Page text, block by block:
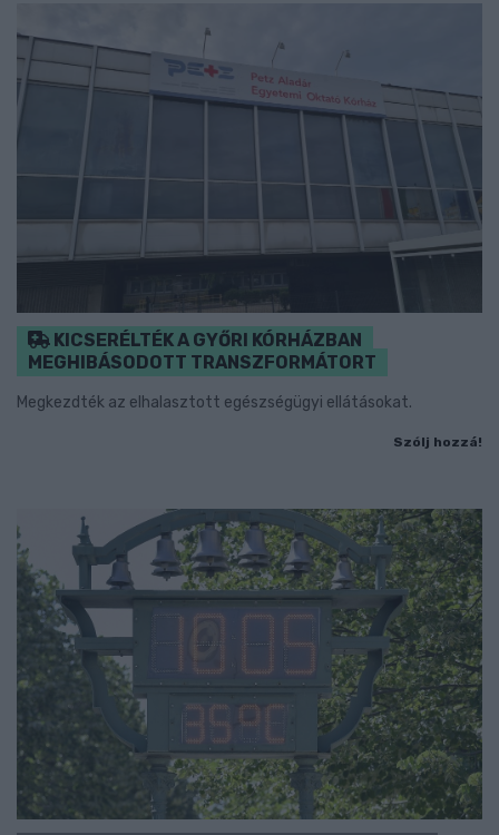
KICSERÉLTÉK A GYŐRI KÓRHÁZBAN
MEGHIBÁSODOTT TRANSZFORMÁTORT
Megkezdték az elhalasztott egészségügyi ellátásokat.
Szólj hozzá!